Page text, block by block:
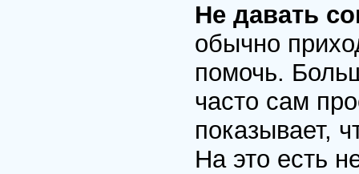
Не давать
обычно
помочь.
часто сам
показывает,
На это есть